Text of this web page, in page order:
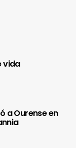
vida
a Ourense en